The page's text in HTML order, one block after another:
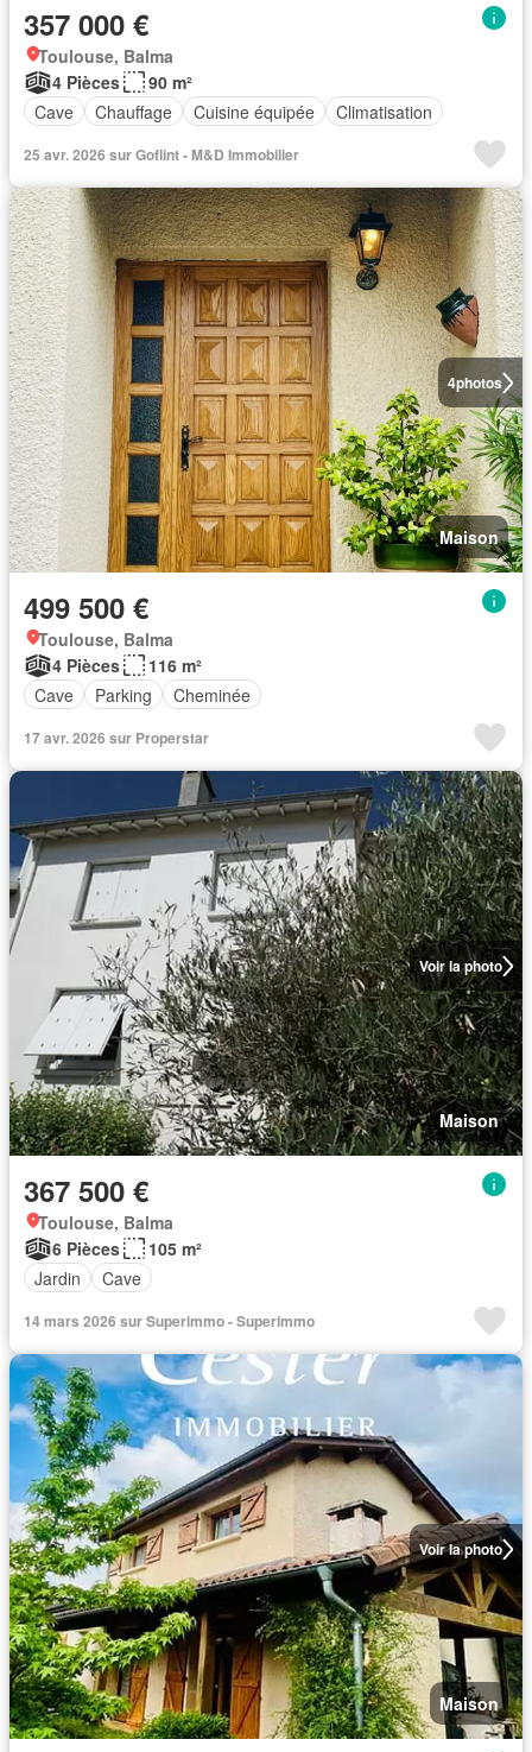
357 000 €
Toulouse, Balma
4 Pièces
90 m²
Cave
Chauffage Cuisine équipée Climatisation
25 avr. 2026 sur Goflint - M&D Immobilier
4photos
Maison
499 500 €
Toulouse, Balma
4 Pièces
116 m²
Cave
Parking Cheminée
17 avr. 2026 sur Properstar
Voir la photo
Maison
367 500 €
Toulouse, Balma
6 Pièces
105 m²
Jardin
Cave
14 mars 2026 sur Superimmo - Superimmo
Voir la photo
Maison